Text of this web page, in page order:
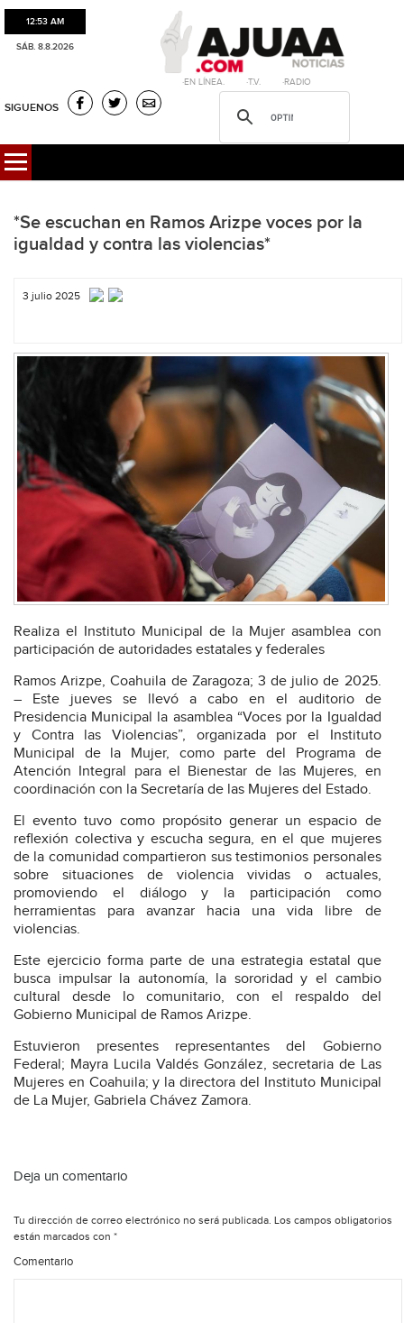
12:53 AM
SÁB. 8.8.2026
·EN LÍNEA. ·T.V. ·RADIO
SIGUENOS
*Se escuchan en Ramos Arizpe voces por la
igualdad y contra las violencias*
3 julio 2025
Realiza el Instituto Municipal de la Mujer asamblea con
participación de autoridades estatales y federales
Ramos Arizpe, Coahuila de Zaragoza; 3 de julio de 2025.
– Este jueves se llevó a cabo en el auditorio de
Presidencia Municipal la asamblea “Voces por la Igualdad
y Contra las Violencias”, organizada por el Instituto
Municipal de la Mujer, como parte del Programa de
Atención Integral para el Bienestar de las Mujeres, en
coordinación con la Secretaría de las Mujeres del Estado.
El evento tuvo como propósito generar un espacio de
reflexión colectiva y escucha segura, en el que mujeres
de la comunidad compartieron sus testimonios personales
sobre situaciones de violencia vividas o actuales,
promoviendo el diálogo y la participación como
herramientas para avanzar hacia una vida libre de
violencias.
Este ejercicio forma parte de una estrategia estatal que
busca impulsar la autonomía, la sororidad y el cambio
cultural desde lo comunitario, con el respaldo del
Gobierno Municipal de Ramos Arizpe.
Estuvieron presentes representantes del Gobierno
Federal; Mayra Lucila Valdés González, secretaria de Las
Mujeres en Coahuila; y la directora del Instituto Municipal
de La Mujer, Gabriela Chávez Zamora.
Deja un comentario
Tu dirección de correo electrónico no será publicada. Los campos obligatorios
están marcados con *
Comentario